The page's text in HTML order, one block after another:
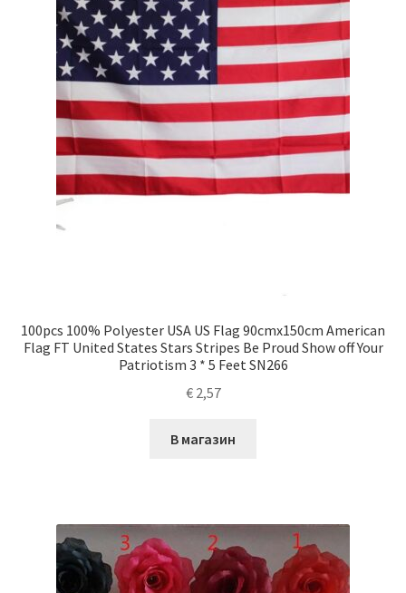
100pcs 100% Polyester USA US Flag 90cmx150cm American
Flag FT United States Stars Stripes Be Proud Show off Your
Patriotism 3 * 5 Feet SN266
€2,57
В магазин